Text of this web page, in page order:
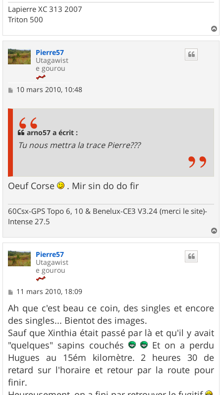
Lapierre XC 313 2007
Triton 500
a
Pierre57
Utagawist
e gourou
M10 mars 2010, 10:48
arno57 a écrit :
Tu nous mettra la trace Pierre???
Oeuf Corse . Mir sin do do fir
60Csx-GPS Topo 6, 10 & Benelux-CE3 V3.24 (merci le site)-
Intense 27.5
a
Pierre57
Utagawist
e gourou
M
s
s
a
g
e
11 mars 2010, 18:09
Ah que c'est beau ce coin, des singles et encore
des singles... Bientot des images.
Sauf que Xinthia était passé par là et qu'il y avait
"quelques" sapins couchés
Et on a perdu
Hugues au 15ém kilomètre. 2 heures 30 de
retard sur l'horaire et retour par la route pour
finir.